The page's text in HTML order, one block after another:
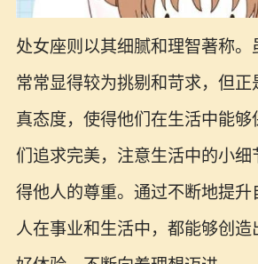
处女座则以其细腻和理智著称。
常常显得较为挑剔和苛求，但正
真态度，使得他们在生活中能够
们追求完美，注意生活中的小细
得他人的尊重。通过不断地提升
人在事业和生活中，都能够创造